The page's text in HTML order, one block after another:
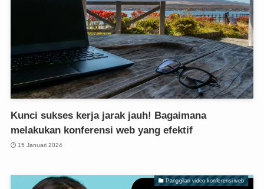
Kunci sukses kerja jarak jauh! Bagaimana
melakukan konferensi web yang efektif
15 Januari 2024
Panggilan video konferensi web